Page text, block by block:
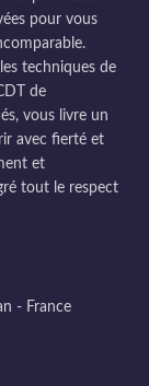
pour vous
techniques de
de
vous livre un
avec fierté et
et
tout le respect
- France